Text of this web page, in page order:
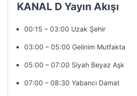
KANAL D Yayın Akışı
00:15 – 03:00 Uzak Şehir
03:00 – 05:00 Gelinim Mutfakta
05:00 – 07:00 Siyah Beyaz Aşk
07:00 – 08:30 Yabancı Damat